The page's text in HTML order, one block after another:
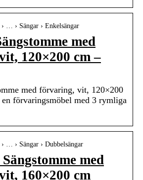
… › Sängar › Enkelsängar
med
120×200 cm –
med förvaring, vit, 120×200
förvaringsmöbel med 3 rymliga
… › Sängar › Dubbelsängar
med
160×200 cm